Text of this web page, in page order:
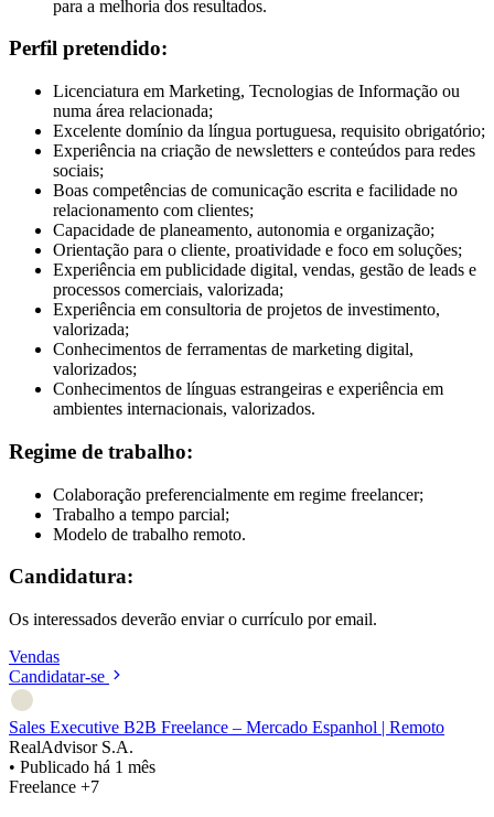
para a melhoria dos resultados.
Perfil pretendido:
Licenciatura em Marketing, Tecnologias de Informação ou
numa área relacionada;
Excelente domínio da língua portuguesa, requisito obrigatório;
Experiência na criação de newsletters e conteúdos para redes
sociais;
Boas competências de comunicação escrita e facilidade no
relacionamento com clientes;
Capacidade de planeamento, autonomia e organização;
Orientação para o cliente, proatividade e foco em soluções;
Experiência em publicidade digital, vendas, gestão de leads e
processos comerciais, valorizada;
Experiência em consultoria de projetos de investimento,
valorizada;
Conhecimentos de ferramentas de marketing digital,
valorizados;
Conhecimentos de línguas estrangeiras e experiência em
ambientes internacionais, valorizados.
Regime de trabalho:
Colaboração preferencialmente em regime freelancer;
Trabalho a tempo parcial;
Modelo de trabalho remoto.
Candidatura:
Os interessados deverão enviar o currículo por email.
Vendas
Candidatar-se
Sales Executive B2B Freelance – Mercado Espanhol | Remoto
RealAdvisor S.A.
• Publicado há 1 mês
Freelance +7